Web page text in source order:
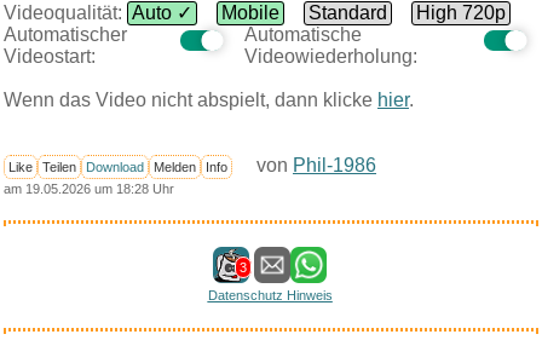
Videoqualität: Auto ✓ Mobile Standard
High 720p
Automatischer
Videostart:
Automatische
Videowiederholung:
Wenn das Video nicht abspielt, dann klicke hier.
Like Teilen Download Melden Info von Phil-1986
am 19.05.2026 um 18:28 Uhr
3
Datenschutz Hinweis